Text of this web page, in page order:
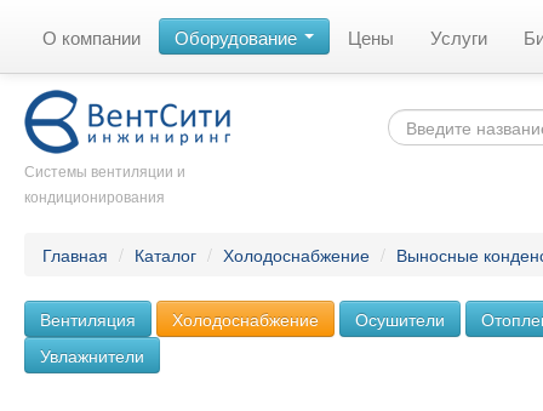
О компании Оборудование Цены Услуги
Системы вентиляции и
кондиционирования
Главная / Каталог / Холодоснабжение / Выносные
Вентиляция Холодоснабжение Осушители
Увлажнители